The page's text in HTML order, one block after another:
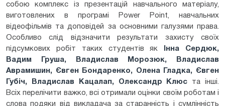
собою комплекс із презентацій навчального матеріалу,
виготовлених в програмі Power Point, навчальних
відеофільмів та доповідей за основними галузями права.
Особливо слід відзначити результати захисту своїх
підсумкових робіт таких студентів як
Інна Сердюк,
Вадим Груша, Владислав Морозюк, Владислав
Аврамишин, Євген Бондаренко, Олена Гладка, Євген
Губіч, Владислав Кацалап, Олександр Клюс та інші.
Всіх перелічити важко, всі отримали оцінки своїм роботам і
слова подяки від викладача за старанність і сумлінність